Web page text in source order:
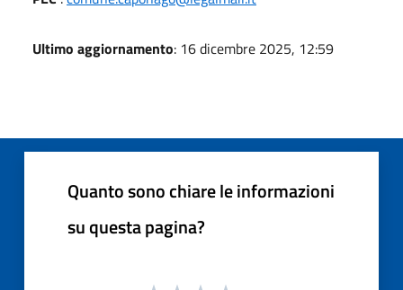
Ultimo aggiornamento: 16 dicembre 2025, 12:59
Quanto sono chiare le informazioni
su questa pagina?